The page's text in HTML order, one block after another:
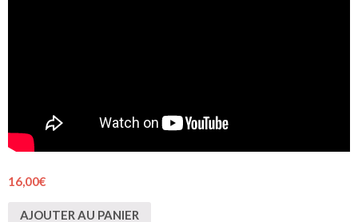
16,00€
AJOUTER AU PANIER